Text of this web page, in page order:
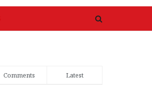
Comments Latest